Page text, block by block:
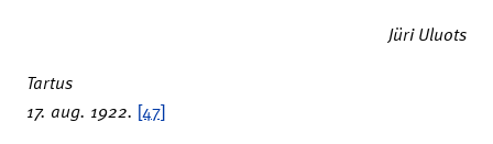
Jüri Uluots
Tartus
17. aug. 1922. [47]